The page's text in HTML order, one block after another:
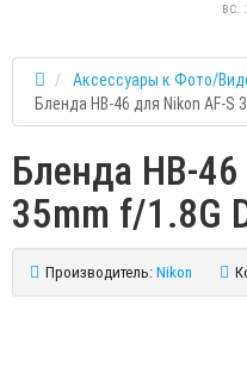
вс.
Аксессуары к Фото/
Бленда HB-46 для Nikon AF-S
Бленда HB-
35mm f/1.8G
Производитель: Nikon